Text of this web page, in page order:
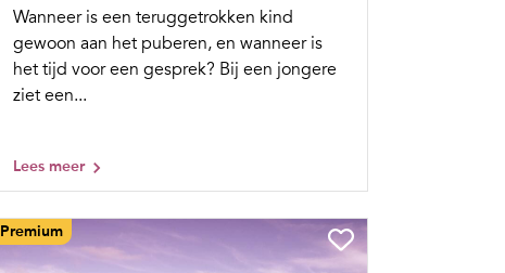
Wanneer is een teruggetrokken kind
gewoon aan het puberen, en wanneer is
het tijd voor een gesprek? Bij een jongere
ziet een...
Lees meer
Premium